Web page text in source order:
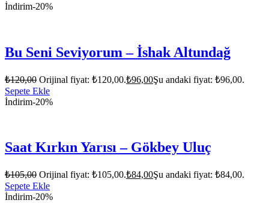
İndirim-20%
Bu Seni Seviyorum – İshak Altundağ
₺120,00 Orijinal fiyat: ₺120,00.₺96,00Şu andaki fiyat: ₺96,00.
Sepete Ekle
İndirim-20%
Saat Kırkın Yarısı – Gökbey Uluç
₺105,00 Orijinal fiyat: ₺105,00.₺84,00Şu andaki fiyat: ₺84,00.
Sepete Ekle
İndirim-20%